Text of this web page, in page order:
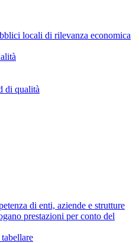
locali di rilevanza economica
di qualità
di enti, aziende e strutture
prestazioni per conto del